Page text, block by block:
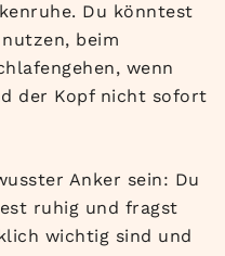
Du könntest
beim
wenn
der Kopf nicht sofort
Anker sein: Du
ruhig und fragst
wichtig sind und